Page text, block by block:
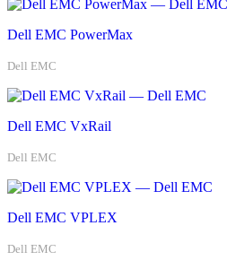
Dell EMC PowerMax
Dell EMC
Dell EMC VxRail
Dell EMC
Dell EMC VPLEX
Dell EMC